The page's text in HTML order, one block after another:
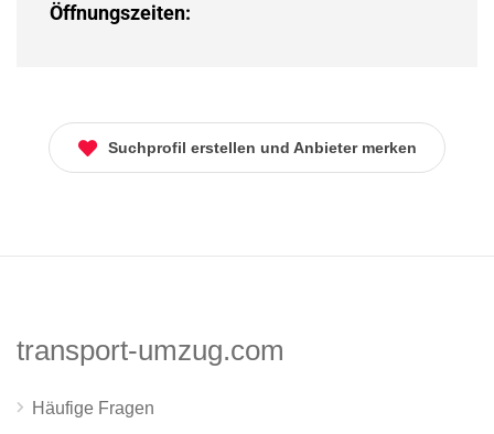
Öffnungszeiten:
Suchprofil erstellen und Anbieter merken
transport-umzug.com
Häufige Fragen